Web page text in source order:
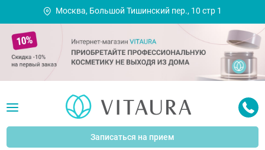
Москва, Большой Тишинский пер., 10 стр 1
Записаться на прием